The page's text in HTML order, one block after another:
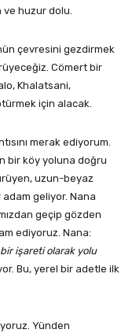
ve huzur dolu.
çevresini gezdirmek
Cömert bir
Khalatsani,
için alacak.
merak ediyorum.
bir köy yoluna doğru
uzun-beyaz
geliyor. Nana
geçip gözden
ediyoruz. Nana:
bir işareti olarak yolu
Bu, yerel bir adetle ilk
Yünden